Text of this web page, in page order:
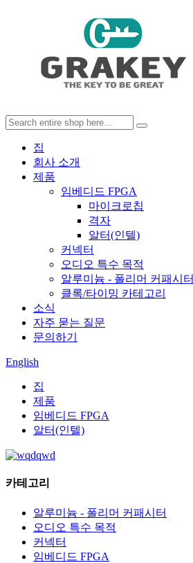
집
회사 소개
제품
임베디드 FPGA
마이크로칩
격자
알터(인텔)
커넥터
오디오 특수 목적
알루미늄 - 폴리머 커패시터
클록/타이밍 카테고리
소식
자주 묻는 질문
문의하기
English
집
제품
임베디드 FPGA
알터(인텔)
카테고리
알루미늄 - 폴리머 커패시터
오디오 특수 목적
커넥터
임베디드 FPGA